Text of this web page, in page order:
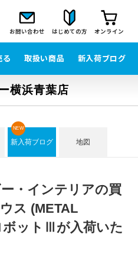
お問い合わせ はじめての方 オンライン
る 取扱い商品 新入荷ブログ
横浜青葉店
新入荷ブログ
NEW
地図
・インテリアの買
ス (METAL
ボットⅢが入荷いた